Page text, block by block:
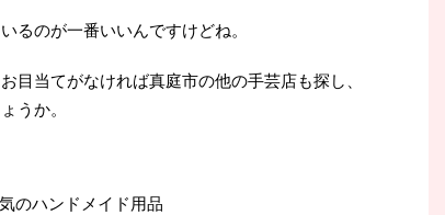
るのが一番いいんですけどね。
目当てがなければ真庭市の他の手芸店も探し、
うか。
のハンドメイド用品